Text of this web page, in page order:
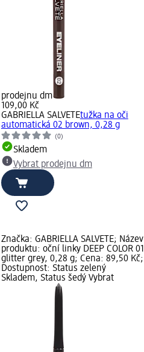
prodejnu dm
109,00 Kč
GABRIELLA SALVETEtužka na oči
automatická 02 brown, 0,28 g
(0)
Skladem
Vybrat prodejnu dm
Značka: GABRIELLA SALVETE; Název
produktu: oční linky DEEP COLOR 01
glitter grey, 0,28 g; Cena: 89,50 Kč;
Dostupnost: Status zelený
Skladem, Status šedý Vybrat